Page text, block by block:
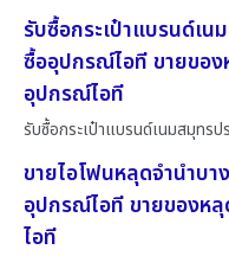
รับซื้อกระเป๋าแบรนด์เน
ซื้ออุปกรณ์ไอที ขายขอ
อุปกรณ์ไอที
รับซื้อกระเป๋าแบรนด์เนมสมุทรป
ขายไอโฟนหลุดจำนำบา
อุปกรณ์ไอที ขายของห
ไอที